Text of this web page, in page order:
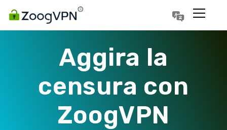
Aggira la
censura con
ZoogVPN